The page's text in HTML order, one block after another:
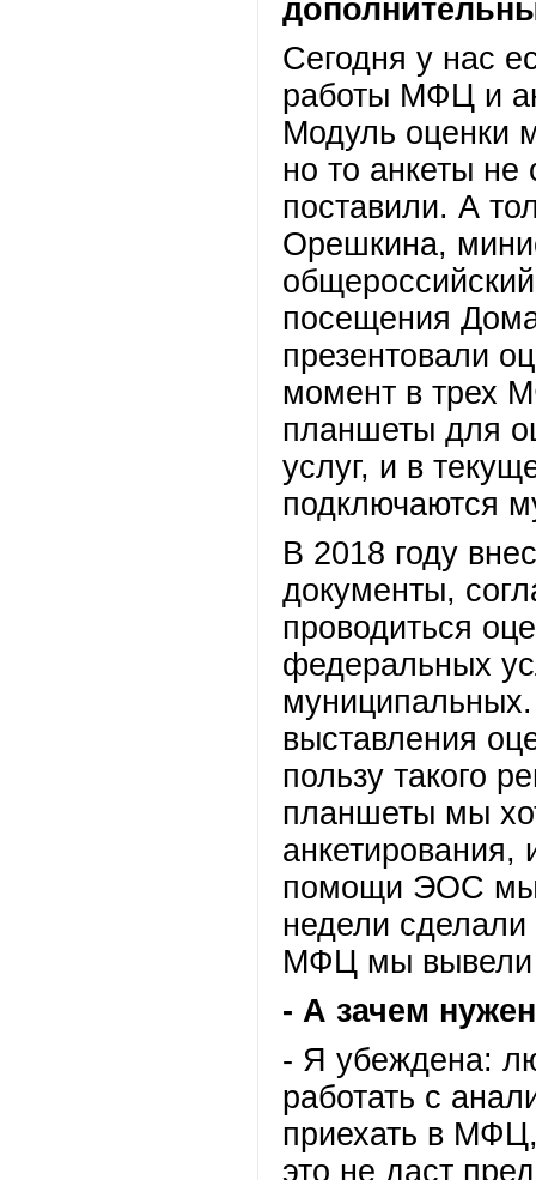
Сегодня у нас
работы МФЦ и
Модуль оценки
но то анкеты не
поставили. А
Орешкина,
посещения
презентовали
момент в трех
планшеты для
услуг, и в
подключаются
В 2018 году
документы,
проводиться
федеральных
выставления
пользу такого
планшеты мы
помощи ЭОС мы
недели
МФЦ мы вывели
- А зачем
- Я убеждена:
работать с
приехать в
это не даст